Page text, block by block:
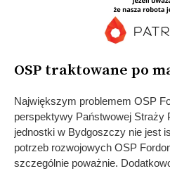
OSP traktowane po
Największym problemem OSP
perspektywy Państwowej Straży
jednostki w Bydgoszczy nie jest
potrzeb rozwojowych OSP
szczególnie poważnie.